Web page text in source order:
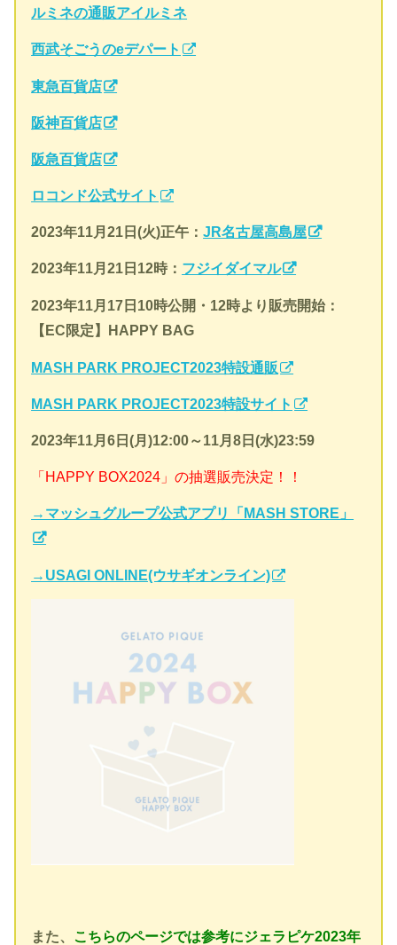
ルミネの通販アイルミネ
西武そごうのeデパート
東急百貨店
阪神百貨店
阪急百貨店
ロコンド公式サイト
2023年11月21日(火)正午：JR名古屋高島屋
2023年11月21日12時： フジイダイマル
2023年11月17日10時公開・12時より販売開始：
【EC限定】HAPPY BAG
MASH PARK PROJECT2023特設通販
MASH PARK PROJECT2023特設サイト
2023年11月6日(月)12:00～11月8日(水)23:59
「HAPPY BOX2024」の抽選販売決定！！
→マッシュグループ公式アプリ「MASH STORE」
→USAGI ONLINE(ウサギオンライン)
また、 こちらのページでは参考にジェラピケ2023年